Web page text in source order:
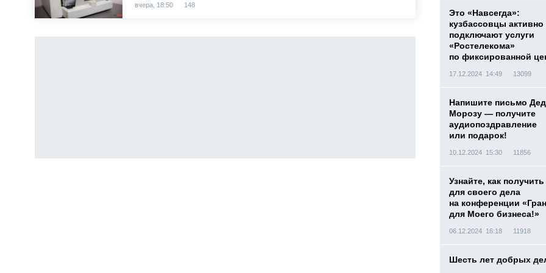
вчера, 18:50 148
Это «Навсегда»:
кузбассовцы активно
подключают услуги
«Ростелекома»
по фиксированной
17.12.2024 14:49 13099
Напишите письмо
Морозу — получите
аудиопоздравление
или подарок!
10.12.2024 15:30 11856
Узнайте, как получить
для своего дела
на конференции
для Моего бизнеса!»
06.12.2024 16:18 11918
Шесть лет добрых